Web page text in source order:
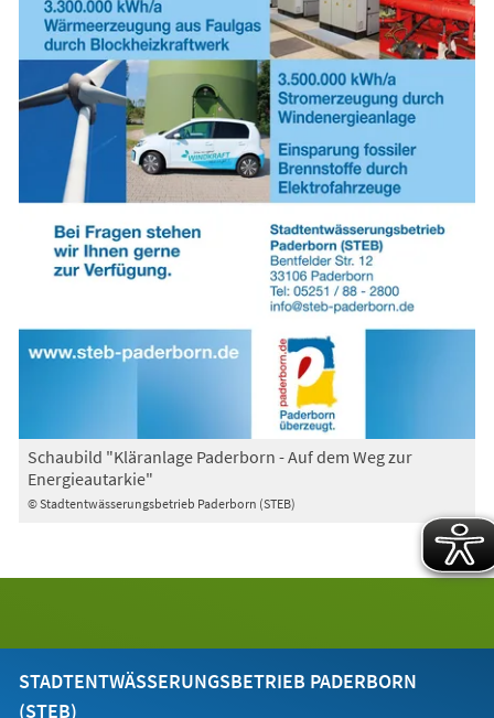
© Stadtentwässerungsbetrieb Paderborn (STEB)
Schaubild "Kläranlage Paderborn - Auf dem Weg zur
Energieautarkie"
STADTENTWÄSSERUNGSBETRIEB PADERBORN
(STEB)